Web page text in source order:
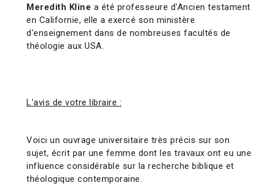
Meredith Kline a été professeure d'Ancien testament
en Californie, elle a exercé son ministère
d'enseignement dans de nombreuses facultés de
théologie aux USA.
L'avis de votre libraire :
Voici un ouvrage universitaire très précis sur son
sujet, écrit par une femme dont les travaux ont eu une
influence considérable sur la recherche biblique et
théologique contemporaine.